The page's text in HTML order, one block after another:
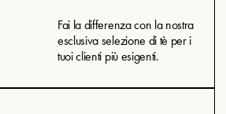
Fai la differenza con la nostra
esclusiva selezione di tè per i
tuoi clienti più esigenti.